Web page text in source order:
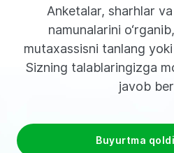
Anketalar, sharhlar
namunalarini
mutaxassisni tanlang
Sizning talablaringizga
javob
Buyurtma